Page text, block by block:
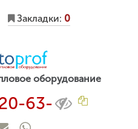
Закладки: 0
оборудование
63-